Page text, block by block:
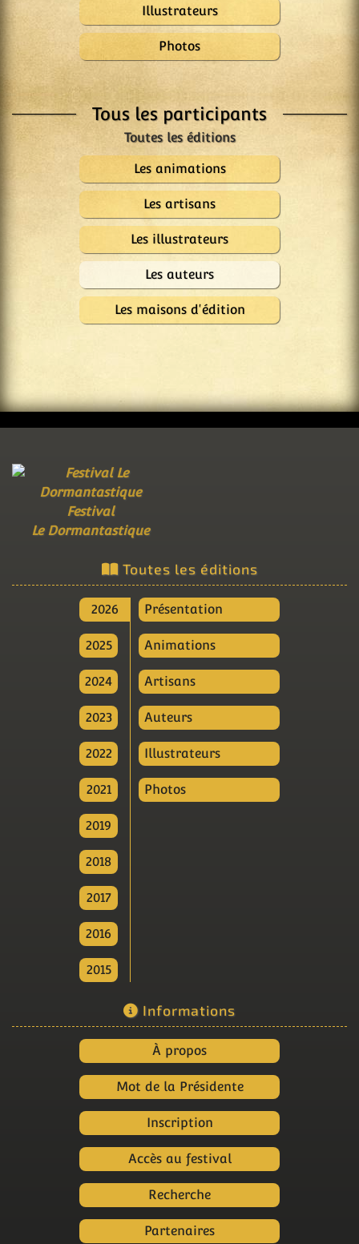
Illustrateurs
Photos
Tous les participants
Les animations
Les artisans
Les illustrateurs
Les auteurs
Les maisons d'édition
Festival
Le Dormantastique
Toutes les éditions
2026
2025
2024
2023
2022
2021
2019
2018
2017
2016
2015
Présentation
Animations
Artisans
Auteurs
Illustrateurs
Photos
Informations
À propos
Mot de la Présidente
Inscription
Accès au festival
Recherche
Partenaires